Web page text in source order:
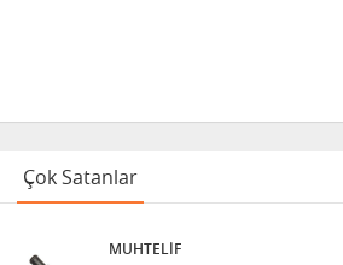
Çok Satanlar
MUHTELİF